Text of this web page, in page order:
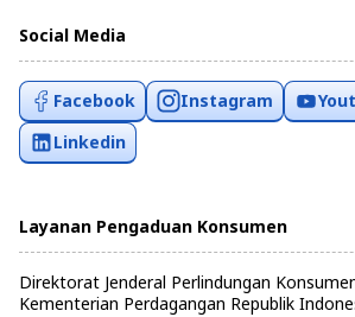
Social Media
Facebook Instagram
Linkedin
Layanan Pengaduan Konsumen
Direktorat Jenderal Perlindungan
Kementerian Perdagangan Republik